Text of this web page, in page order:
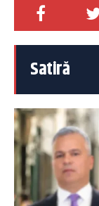
Satiră